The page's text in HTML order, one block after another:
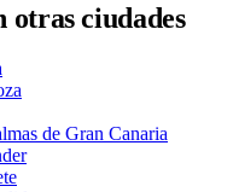
otras ciudades
de Gran Canaria